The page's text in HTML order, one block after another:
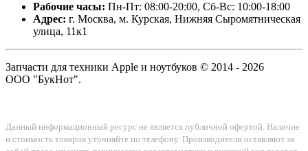
Рабочие часы: Пн-Пт: 08:00-20:00, Сб-Вс: 10:00-18:00
Адрес: г. Москва, м. Курская, Нижняя Сыромятническая
улица, 11к1
Запчасти для техники Apple и ноутбуков © 2014 - 2026
ООО "БукНот".
Данный информационный ресурс не является публичной офертой. Наличие
и стоимость товаров уточняйте по телефону. Производители оставляют за